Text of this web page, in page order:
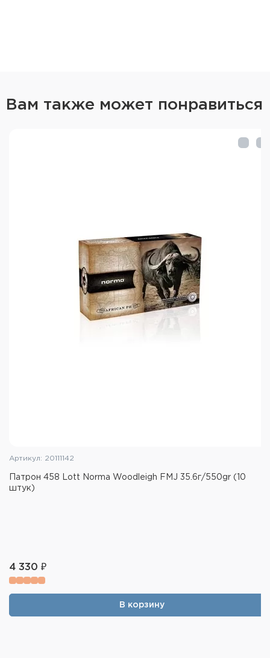
Вам также может понравиться
Артикул: 20111142
Патрон 458 Lott Norma Woodleigh FMJ 35.6г/550gr (10
штук)
4 330 ₽
В корзину